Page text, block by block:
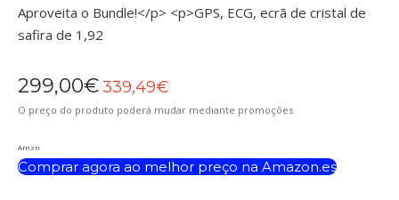
Aproveita o Bundle!</p> <p>GPS, ECG, ecrã de cristal de
safira de 1,92
299,00€339,49€
O preço do produto poderá mudar mediante promoções
Amzn
Comprar agora ao melhor preço na Amazon.es